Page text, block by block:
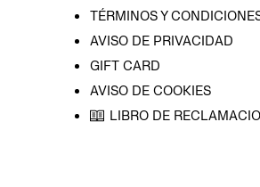
TÉRMINOS Y
AVISO DE PRIVACIDAD
GIFT CARD
AVISO DE COOKIES
LIBRO DE